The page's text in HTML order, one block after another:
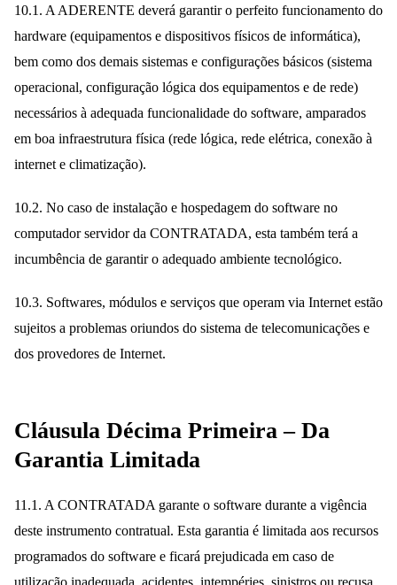
10.1. A ADERENTE deverá garantir o perfeito funcionamento do
hardware (equipamentos e dispositivos físicos de informática),
bem como dos demais sistemas e configurações básicos (sistema
operacional, configuração lógica dos equipamentos e de rede)
necessários à adequada funcionalidade do software, amparados
em boa infraestrutura física (rede lógica, rede elétrica, conexão à
internet e climatização).
10.2. No caso de instalação e hospedagem do software no
computador servidor da CONTRATADA, esta também terá a
incumbência de garantir o adequado ambiente tecnológico.
10.3. Softwares, módulos e serviços que operam via Internet estão
sujeitos a problemas oriundos do sistema de telecomunicações e
dos provedores de Internet.
Cláusula Décima Primeira – Da
Garantia Limitada
11.1. A CONTRATADA garante o software durante a vigência
deste instrumento contratual. Esta garantia é limitada aos recursos
programados do software e ficará prejudicada em caso de
utilização inadequada, acidentes, intempéries, sinistros ou recusa